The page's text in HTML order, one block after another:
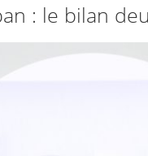
: le bilan